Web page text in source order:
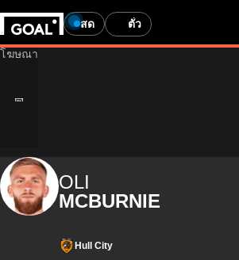
สด ตั๋ว
OLI
MCBURNIE
Hull City